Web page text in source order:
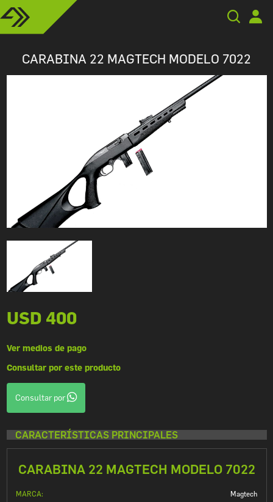
CARABINA 22 MAGTECH MODELO 7022
USD 400
Ver medios de pago
Consultar por este producto
Consultar por
CARACTERÍSTICAS PRINCIPALES
CARABINA 22 MAGTECH MODELO 7022
MARCA:
Magtech